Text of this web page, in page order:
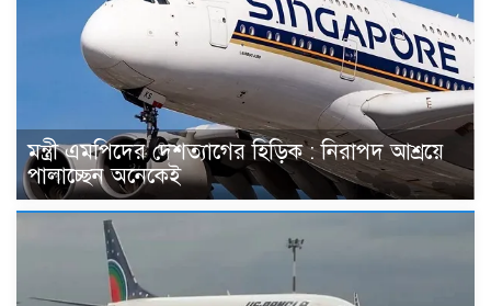
মন্ত্রী এমপিদের দেশত্যাগের হিড়িক : নিরাপদ আশ্রয়ে
পালাচ্ছেন অনেকেই